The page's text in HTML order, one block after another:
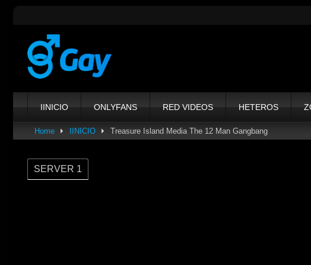
content
IINICIO ONLYFANS RED VIDEOS HETEROS
Home IINICIO Treasure Island Media The 12 Man Gangbang
SERVER 1